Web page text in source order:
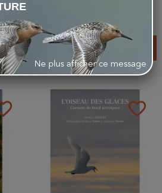
13,90 €
AJOUTER AU PANIER
favorite_border
Ne plus afficher ce message